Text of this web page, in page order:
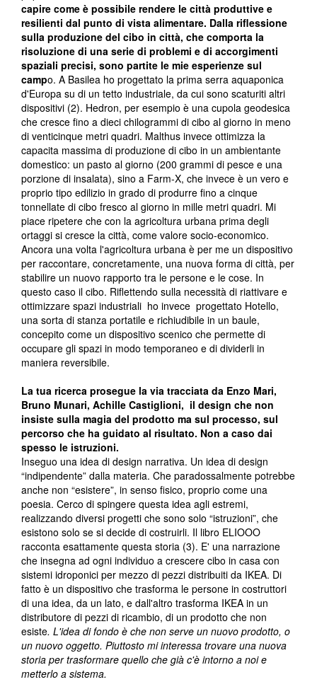
capire come è possibile rendere le città produttive e
resilienti dal punto di vista alimentare. Dalla riflessione
sulla produzione del cibo in città, che comporta la
risoluzione di una serie di problemi e di accorgimenti
spaziali precisi, sono partite le mie esperienze sul
campo. A Basilea ho progettato la prima serra aquaponica
d'Europa su di un tetto industriale, da cui sono scaturiti altri
dispositivi (2). Hedron, per esempio è una cupola geodesica
che cresce fino a dieci chilogrammi di cibo al giorno in meno
di venticinque metri quadri. Malthus invece ottimizza la
capacita massima di produzione di cibo in un ambientante
domestico: un pasto al giorno (200 grammi di pesce e una
porzione di insalata), sino a Farm-X, che invece è un vero e
proprio tipo edilizio in grado di produrre fino a cinque
tonnellate di cibo fresco al giorno in mille metri quadri. Mi
piace ripetere che con la agricoltura urbana prima degli
ortaggi si cresce la città, come valore socio-economico.
Ancora una volta l'agricoltura urbana è per me un dispositivo
per raccontare, concretamente, una nuova forma di città, per
stabilire un nuovo rapporto tra le persone e le cose. In
questo caso il cibo. Riflettendo sulla necessità di riattivare e
ottimizzare spazi industriali ho invece progettato Hotello,
una sorta di stanza portatile e richiudibile in un baule,
concepito come un dispositivo scenico che permette di
occupare gli spazi in modo temporaneo e di dividerli in
maniera reversibile.
La tua ricerca prosegue la via tracciata da Enzo Mari,
Bruno Munari, Achille Castiglioni, il design che non
insiste sulla magia del prodotto ma sul processo, sul
percorso che ha guidato al risultato. Non a caso dai
spesso le istruzioni.
Inseguo una idea di design narrativa. Un idea di design
“indipendente” dalla materia. Che paradossalmente potrebbe
anche non “esistere”, in senso fisico, proprio come una
poesia. Cerco di spingere questa idea agli estremi,
realizzando diversi progetti che sono solo “istruzioni”, che
esistono solo se si decide di costruirli. Il libro ELIOOO
racconta esattamente questa storia (3). E' una narrazione
che insegna ad ogni individuo a crescere cibo in casa con
sistemi idroponici per mezzo di pezzi distribuiti da IKEA. Di
fatto è un dispositivo che trasforma le persone in costruttori
di una idea, da un lato, e dall'altro trasforma IKEA in un
distributore di pezzi di ricambio, di un prodotto che non
esiste. L'idea di fondo è che non serve un nuovo prodotto, o
un nuovo oggetto. Piuttosto mi interessa trovare una nuova
storia per trasformare quello che già c'è intorno a noi e
metterlo a sistema.